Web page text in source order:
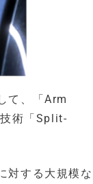
て、「Arm
術「Split-
対する大規模な